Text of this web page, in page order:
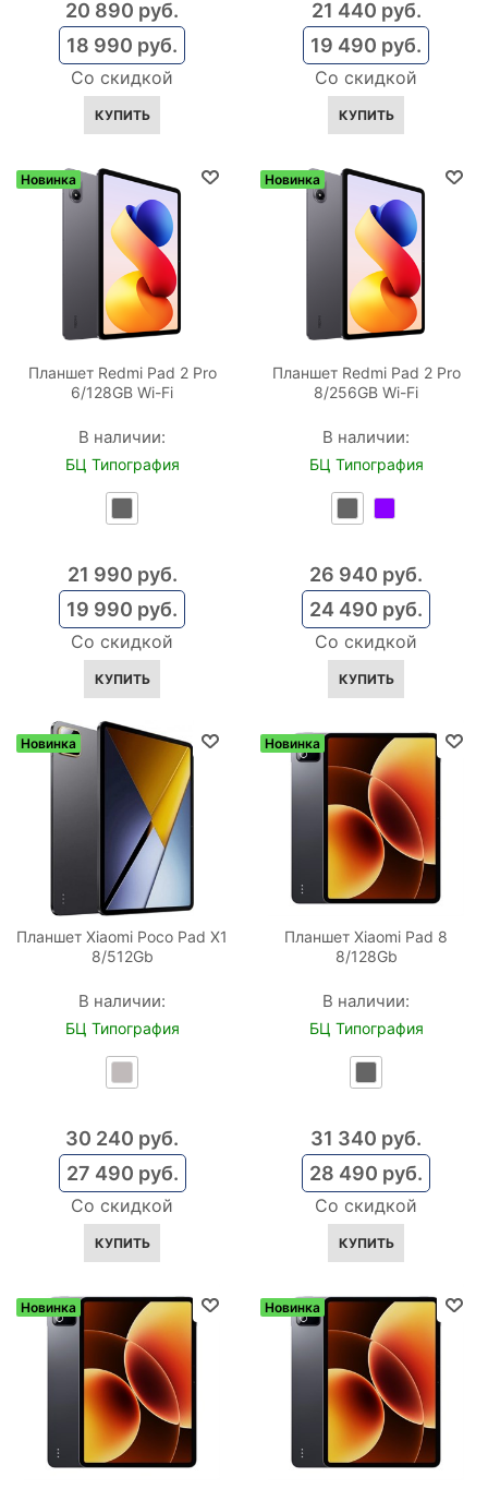
18 990 руб.
Со скидкой
20 890 руб.
КУПИТЬ
19 490 руб.
Со скидкой
21 440 руб.
КУПИТЬ
Новинка
Планшет Redmi Pad 2 Pro
6/128GB Wi-Fi
В наличии:
БЦ Типография
19 990 руб.
Со скидкой
21 990 руб.
КУПИТЬ
Новинка
Планшет Redmi Pad 2 Pro
8/256GB Wi-Fi
В наличии:
БЦ Типография
24 490 руб.
Со скидкой
26 940 руб.
КУПИТЬ
Новинка
Планшет Xiaomi Poco Pad X1
8/512Gb
В наличии:
БЦ Типография
27 490 руб.
Со скидкой
30 240 руб.
КУПИТЬ
Новинка
Планшет Xiaomi Pad 8
8/128Gb
В наличии:
БЦ Типография
28 490 руб.
Со скидкой
31 340 руб.
КУПИТЬ
Новинка Новинка